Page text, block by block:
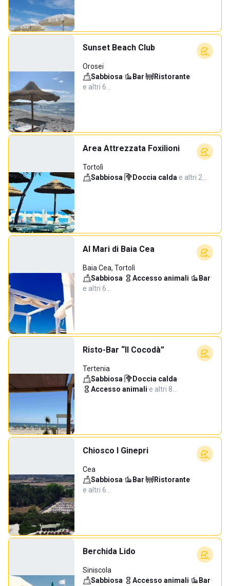
Sunset Beach Club
Orosei
Sabbiosa· Bar· Ristorante·
e altri 6…
Area Attrezzata Foxilioni
Tortolì
Sabbiosa· Doccia calda·e altri 2…
Al Mari di Baia Cea
Baia Cea, Tortolì
Sabbiosa· Accesso animali· Bar·
e altri 6…
Risto-Bar “Il Cocodà”
Tertenia
Sabbiosa· Doccia calda·
Accesso animali·e altri 8…
Chiosco I Ginepri
Cea
Sabbiosa· Bar· Ristorante·
e altri 6…
Berchida Lido
Siniscola
Sabbiosa· Accesso animali· Bar·